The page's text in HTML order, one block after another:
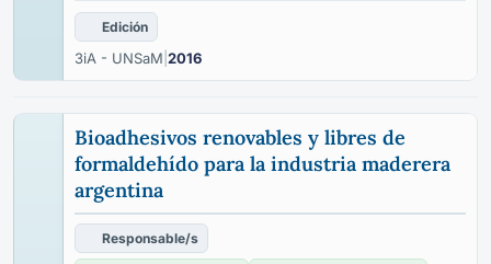
Edición
3iA - UNSaM 2016
Bioadhesivos renovables y libres de
formaldehído para la industria maderera
argentina
Responsable/s